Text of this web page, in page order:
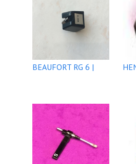
BEAUFORT RG 6 |